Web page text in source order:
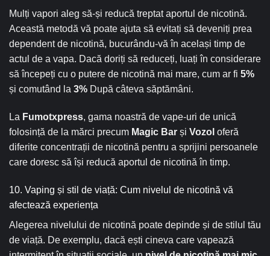
Mulți vapori aleg să-și reducă treptat aportul de nicotină.
Această metodă vă poate ajuta să evitați să deveniți prea
dependent de nicotină, bucurându-vă în același timp de
actul de a vapa. Dacă doriți să reduceți, luați în considerare
să începeți cu o putere de nicotină mai mare, cum ar fi 5%
și comutând la 3% După câteva săptămâni.
La Fumotxpress, gama noastră de vape-uri de unică
folosință de la mărci precum Magic Bar și Vozol oferă
diferite concentrații de nicotină pentru a sprijini persoanele
care doresc să își reducă aportul de nicotină în timp.
10. Vaping și stil de viață: Cum nivelul de nicotină vă
afectează experiența
Alegerea nivelului de nicotină poate depinde și de stilul tău
de viață. De exemplu, dacă ești cineva care vapează